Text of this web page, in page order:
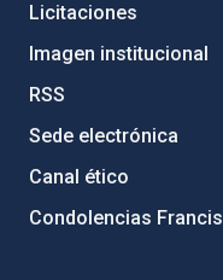
Licitaciones
Imagen institucional
RSS
Sede electrónica
Canal ético
Condolencias